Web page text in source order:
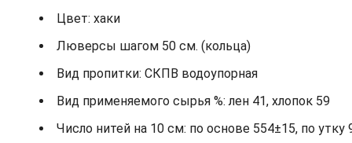
Цвет: хаки
Люверсы шагом 50 см. (кольца)
Вид пропитки: СКПВ водоупорная
Вид применяемого сырья %: лен 41, хлопок 59
Число нитей на 10 см: по основе 554±15, по утку